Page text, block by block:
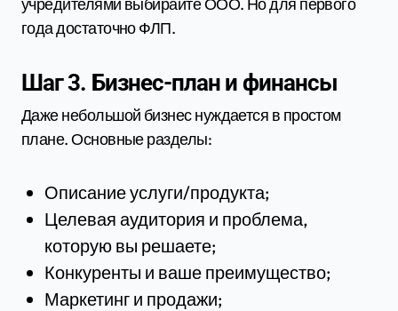
года достаточно ФЛП.
Шаг 3. Бизнес-план и финансы
Даже небольшой бизнес нуждается в простом
плане. Основные разделы:
Описание услуги/продукта;
Целевая аудитория и проблема,
которую вы решаете;
Конкуренты и ваше преимущество;
Маркетинг и продажи;